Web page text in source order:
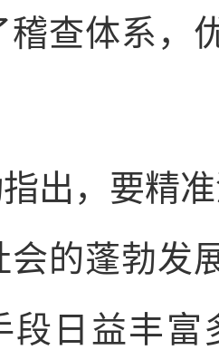
稽查体系，
出，要精
会的蓬勃发
段日益丰富